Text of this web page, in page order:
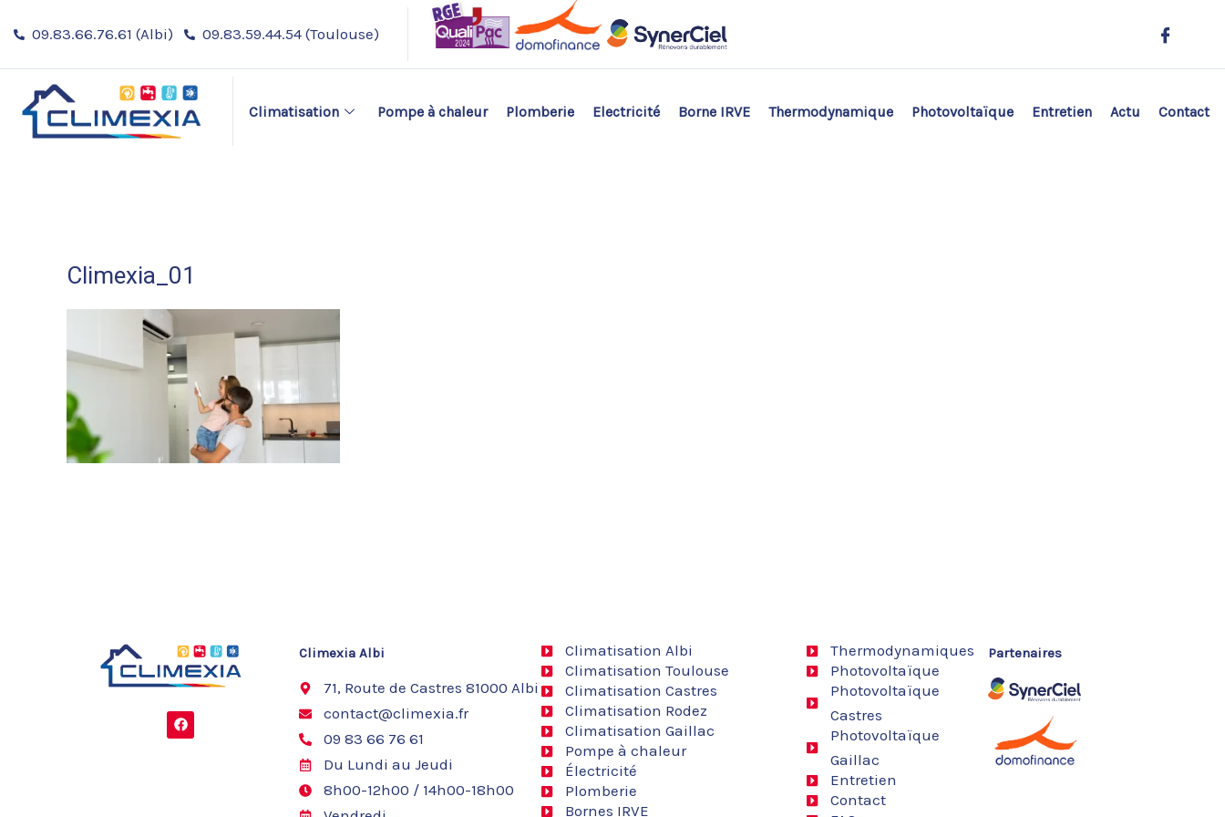
au
09.83.66.76.61 (Albi) 09.83.59.44.54 (Toulouse)
Climatisation Pompe à chaleur Plomberie Electricité Borne IRVE Thermodynamique Photovoltaïque Entretien Actu Contact
Climexia_01
F
a
c
Climexia Albi
71, Route de Castres 81000 Albi
contact@climexia.fr
09 83 66 76 61
Du Lundi au Jeudi
8h00-12h00 / 14h00-18h00
Climatisation Albi
Climatisation Toulouse
Climatisation Castres
Climatisation Rodez
Climatisation Gaillac
Pompe à chaleur
Électricité
Plomberie
Bornes IRVE
Thermodynamiques
Photovoltaïque
Photovoltaïque
Castres
Photovoltaïque
Gaillac
Entretien
Contact
Partenaires